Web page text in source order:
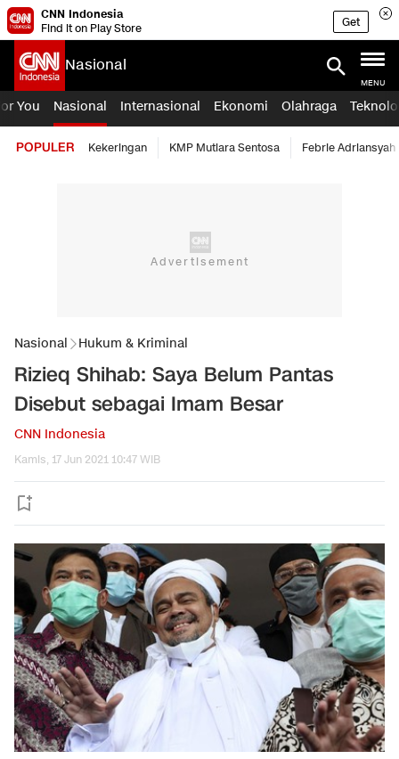
CNN Indonesia
Find it on Play Store
Get
Nasional
MENU
You Nasional Internasional Ekonomi Olahraga
POPULER Kekeringan KMP Mutiara Sentosa Febrie Adriansyah
Nasional Hukum & Kriminal
Rizieq Shihab: Saya Belum Pantas
Disebut sebagai Imam Besar
CNN Indonesia
Kamis, 17 Jun 2021 10:47 WIB